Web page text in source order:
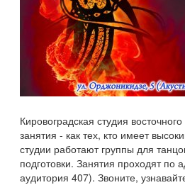
Кировоградская студия
занятия - как тех, кто имеет
студии работают группы для
подготовки. Занятия проходят по
аудитория 407). Звоните,